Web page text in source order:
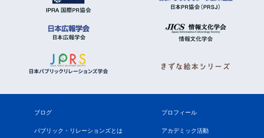
ブログ プロフィール
パブリック・リレーションズとは アカデミック活動